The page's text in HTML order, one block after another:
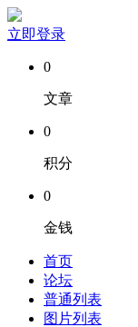
立即登录
0
文章
0
积分
0
金钱
首页
论坛
普通列表
图片列表